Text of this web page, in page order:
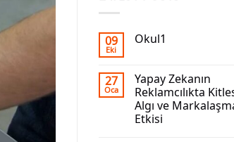
09
Eki
Okul1
27
Oca
Yapay Zekanın
Reklamcılıkta
Algı ve
Etkisi